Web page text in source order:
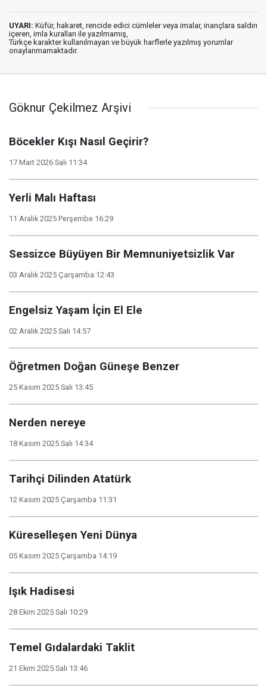
UYARI: Küfür, hakaret, rencide edici cümleler veya imalar, inançlara saldırı
içeren, imla kuralları ile yazılmamış,
Türkçe karakter kullanılmayan ve büyük harflerle yazılmış yorumlar
onaylanmamaktadır.
Göknur Çekilmez Arşivi
Böcekler Kışı Nasıl Geçirir?
17 Mart 2026 Salı 11:34
Yerli Malı Haftası
11 Aralık 2025 Perşembe 16:29
Sessizce Büyüyen Bir Memnuniyetsizlik Var
03 Aralık 2025 Çarşamba 12:43
Engelsiz Yaşam İçin El Ele
02 Aralık 2025 Salı 14:57
Öğretmen Doğan Güneşe Benzer
25 Kasım 2025 Salı 13:45
Nerden nereye
18 Kasım 2025 Salı 14:34
Tarihçi Dilinden Atatürk
12 Kasım 2025 Çarşamba 11:31
Küreselleşen Yeni Dünya
05 Kasım 2025 Çarşamba 14:19
Işık Hadisesi
28 Ekim 2025 Salı 10:29
Temel Gıdalardaki Taklit
21 Ekim 2025 Salı 13:46